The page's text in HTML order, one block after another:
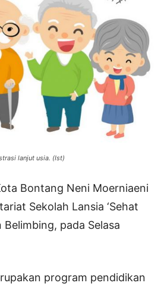
lanjut usia. (Ist)
Bontang Neni Moerniaeni
Sekolah Lansia ‘Sehat
Belimbing, pada Selasa
program pendidikan